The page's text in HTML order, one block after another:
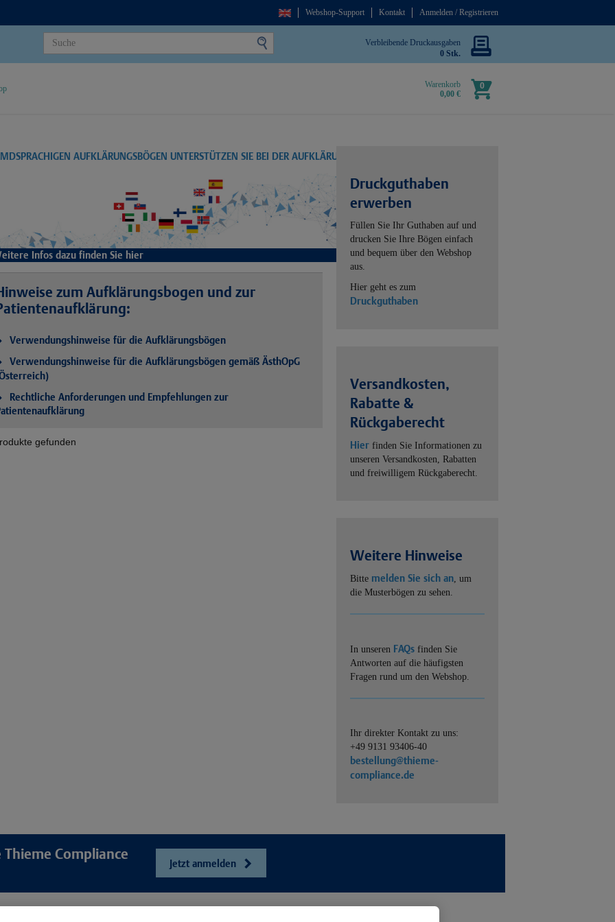
Webshop-Support Kontakt Anmelden / Registrieren
Verbleibende Druckausgaben
0 Stk.
Warenkorb
0,00 €
0
AUFKLÄRUNGSBÖGEN UNTERSTÜTZEN SIE BEI DER AUFKLÄRUNG
Infos dazu finden Sie hier
zum Aufklärungsbogen und zur
Verwendungshinweise für die Aufklärungsbögen
Verwendungshinweise für die Aufklärungsbögen gemäß ÄsthOpG
Rechtliche Anforderungen und Empfehlungen zur
gefunden
Druckguthaben
erwerben
Füllen Sie Ihr Guthaben auf und
drucken Sie Ihre Bögen einfach
und bequem über den Webshop
aus.
Hier geht es zum
Druckguthaben
Versandkosten,
Rabatte &
Rückgaberecht
Hier finden Sie Informationen zu
unseren Versandkosten, Rabatten
und freiwilligem Rückgaberecht.
Weitere Hinweise
Bitte melden Sie sich an, um
die Musterbögen zu sehen.
In unseren FAQs finden Sie
Antworten auf die häufigsten
Fragen rund um den Webshop.
Ihr direkter Kontakt zu uns:
+49 9131 93406-40
bestellung@thieme-
compliance.de
Compliance
Jetzt anmelden